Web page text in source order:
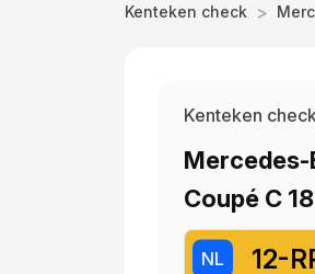
Kenteken check >
Kenteken
Mercedes-
Coupé C
NL 12-